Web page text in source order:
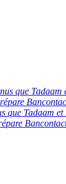
que Tadaam
que Tadaam et